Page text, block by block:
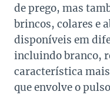
de prego, mas
brincos, colares e
disponíveis em
incluindo branco,
característica
que envolve o